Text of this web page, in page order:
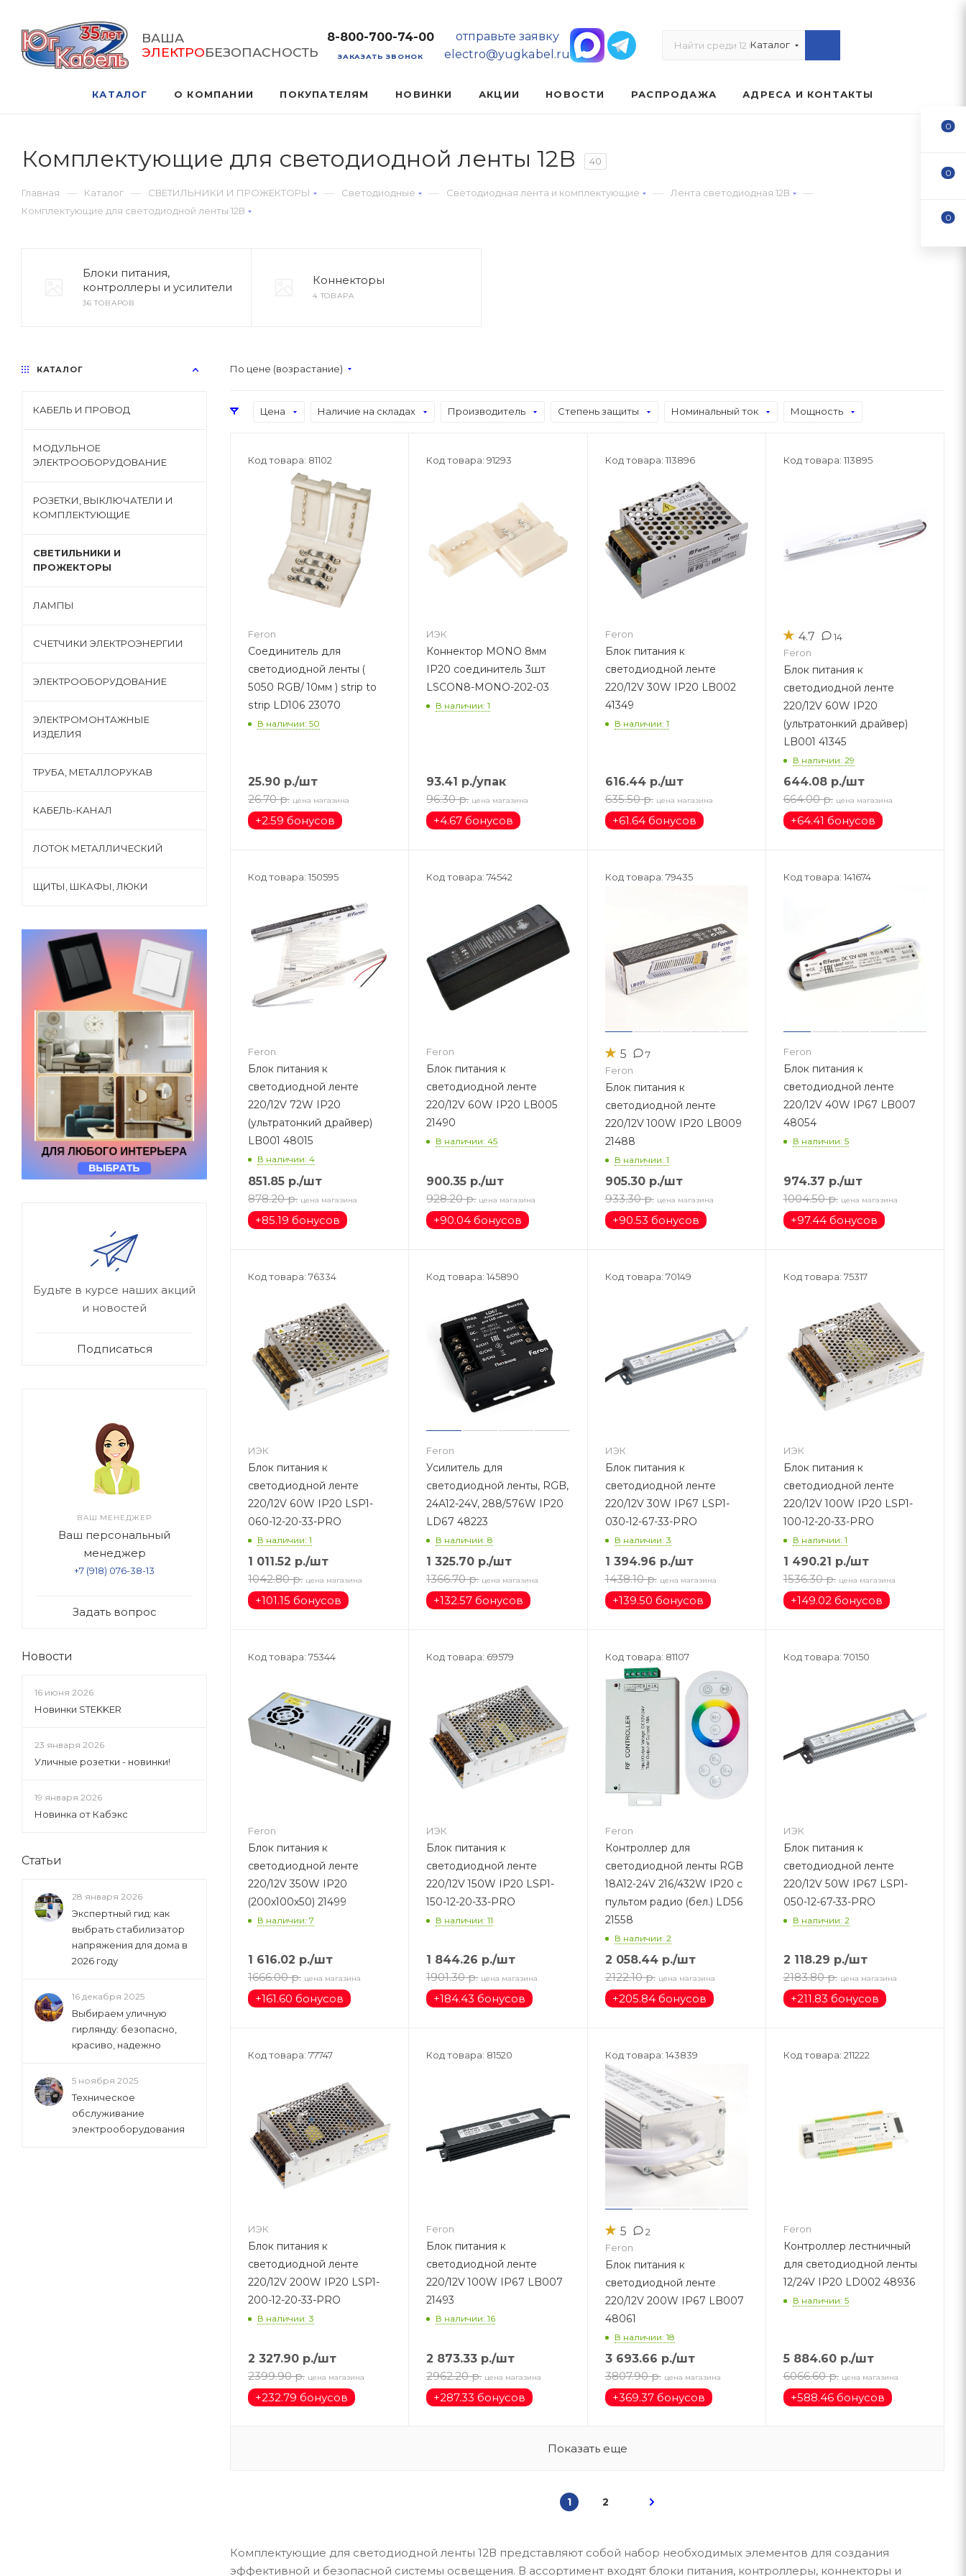
ВАША
ЭЛЕКТРОБЕЗОПАСНОСТЬ
8-800-700-74-00
ЗАКАЗАТЬ ЗВОНОК
отправьте заявку
electro@yugkabel.ru
Каталог
КАТАЛОГ О КОМПАНИИ ПОКУПАТЕЛЯМ НОВИНКИ АКЦИИ НОВОСТИ РАСПРОДАЖА АДРЕСА И КОНТАКТЫ
Комплектующие для светодиодной ленты 12В 40
Главная — Каталог — СВЕТИЛЬНИКИ И ПРОЖЕКТОРЫ — Светодиодные — Светодиодная лента и комплектующие — Лента светодиодная 12В —
Комплектующие для светодиодной ленты 12В
Блоки питания,
контроллеры и усилители
36 ТОВАРОВ
Коннекторы
4 ТОВАРА
По цене (возрастание)
Цена Наличие на складах Производитель Степень защиты Номинальный ток Мощность
Код товара: 81102
Feron
Соединитель для
светодиодной ленты (
5050 RGB/ 10мм ) strip to
strip LD106 23070
В наличии: 50
25.90 р./шт
26.70 р. цена магазина
+2.59 бонусов
Код товара: 91293
ИЭК
Коннектор MONO 8мм
IP20 соединитель 3шт
LSCON8-MONO-202-03
В наличии: 1
93.41 р./упак
96.30 р. цена магазина
+4.67 бонусов
Код товара: 113896
Feron
Блок питания к
светодиодной ленте
220/12V 30W IP20 LB002
41349
В наличии: 1
616.44р./шт
635.50 р. цена магазина
+61.64 бонусов
Код товара: 113895
★ 4.7 14
Feron
Блок питания к
светодиодной ленте
220/12V 60W IP20
(ультратонкий драйвер)
LB001 41345
В наличии: 29
644.08р./шт
664.00 р. цена магазина
+64.41 бонусов
Код товара: 150595
Feron
Блок питания к
светодиодной ленте
220/12V 72W IP20
(ультратонкий драйвер)
LB001 48015
В наличии: 4
851.85 р./шт
878.20 р. цена магазина
+85.19 бонусов
Код товара: 74542
Feron
Блок питания к
светодиодной ленте
220/12V 60W IP20 LB005
21490
В наличии: 45
900.35 р./шт
928.20 р. цена магазина
+90.04 бонусов
Код товара: 79435
★ 5 7
Feron
Блок питания к
светодиодной ленте
220/12V 100W IP20 LB009
21488
В наличии: 1
905.30р./шт
933.30 р. цена магазина
+90.53 бонусов
Код товара: 141674
Feron
Блок питания к
светодиодной ленте
220/12V 40W IP67 LB007
48054
В наличии: 5
974.37 р./шт
1004.50 р. цена магазина
+97.44 бонусов
Код товара: 76334
ИЭК
Блок питания к
светодиодной ленте
220/12V 60W IP20 LSP1-
060-12-20-33-PRO
В наличии: 1
1 011.52 р./шт
1042.80 р. цена магазина
+101.15 бонусов
Код товара: 145890
Feron
Усилитель для
светодиодной ленты, RGB,
24А12-24V, 288/576W IP20
LD67 48223
В наличии: 8
1 325.70 р./шт
1366.70 р. цена магазина
+132.57 бонусов
Код товара: 70149
ИЭК
Блок питания к
светодиодной ленте
220/12V 30W IP67 LSP1-
030-12-67-33-PRO
В наличии: 3
1 394.96 р./шт
1438.10 р. цена магазина
+139.50 бонусов
Код товара: 75317
ИЭК
Блок питания к
светодиодной ленте
220/12V 100W IP20 LSP1-
100-12-20-33-PRO
В наличии: 1
1 490.21 р./шт
1536.30 р. цена магазина
+149.02 бонусов
Код товара: 75344
Feron
Блок питания к
светодиодной ленте
220/12V 350W IP20
(200х100х50) 21499
В наличии: 7
1 616.02 р./шт
1666.00 р. цена магазина
+161.60 бонусов
Код товара: 69579
ИЭК
Блок питания к
светодиодной ленте
220/12V 150W IP20 LSP1-
150-12-20-33-PRO
В наличии: 11
1 844.26 р./шт
1901.30 р. цена магазина
+184.43 бонусов
Код товара: 81107
Feron
Контроллер для
светодиодной ленты RGB
18А12-24V 216/432W IP20 с
пультом радио (бел.) LD56
21558
В наличии: 2
2 058.44р./шт
2122.10 р. цена магазина
+205.84 бонусов
Код товара: 70150
ИЭК
Блок питания к
светодиодной ленте
220/12V 50W IP67 LSP1-
050-12-67-33-PRO
В наличии: 2
2 118.29 р./шт
2183.80 р. цена магазина
+211.83 бонусов
Код товара: 77747
ИЭК
Блок питания к
светодиодной ленте
220/12V 200W IP20 LSP1-
200-12-20-33-PRO
В наличии: 3
2 327.90 р./шт
2399.90 р. цена магазина
+232.79 бонусов
Код товара: 81520
Feron
Блок питания к
светодиодной ленте
220/12V 100W IP67 LB007
21493
В наличии: 16
2 873.33 р./шт
2962.20 р. цена магазина
+287.33 бонусов
Код товара: 143839
★ 5 2
Feron
Блок питания к
светодиодной ленте
220/12V 200W IP67 LB007
48061
В наличии: 18
3 693.66 р./шт
3807.90 р. цена магазина
+369.37 бонусов
Код товара: 211222
Feron
Контроллер лестничный
для светодиодной ленты
12/24V IP20 LD002 48936
В наличии: 5
5 884.60р./шт
6066.60 р. цена магазина
+588.46 бонусов
Показать еще
1 2
Комплектующие для светодиодной ленты 12В представляют собой набор необходимых элементов для создания
эффективной и безопасной системы освещения. В ассортимент входят блоки питания, контроллеры, коннекторы и
КАТАЛОГ
КАБЕЛЬ И ПРОВОД
МОДУЛЬНОЕ
ЭЛЕКТРООБОРУДОВАНИЕ
РОЗЕТКИ, ВЫКЛЮЧАТЕЛИ И
КОМПЛЕКТУЮЩИЕ
СВЕТИЛЬНИКИ И
ПРОЖЕКТОРЫ
ЛАМПЫ
СЧЕТЧИКИ ЭЛЕКТРОЭНЕРГИИ
ЭЛЕКТРООБОРУДОВАНИЕ
ЭЛЕКТРОМОНТАЖНЫЕ
ИЗДЕЛИЯ
ТРУБА, МЕТАЛЛОРУКАВ
КАБЕЛЬ-КАНАЛ
ЛОТОК МЕТАЛЛИЧЕСКИЙ
ЩИТЫ, ШКАФЫ, ЛЮКИ
Будьте в курсе наших акций
и новостей
Подписаться
ВАШ МЕНЕДЖЕР
Ваш персональный
менеджер
+7 (918) 076-38-13
Задать вопрос
Новости
16 июня 2026
Новинки STEKKER
23 января 2026
Уличные розетки - новинки!
19 января 2026
Новинка от Кабэкс
Статьи
28 января 2026
Экспертный гид: как
выбрать стабилизатор
напряжения для дома в
2026 году
16 декабря 2025
Выбираем уличную
гирлянду: безопасно,
красиво, надежно
5 ноября 2025
Техническое
обслуживание
электрооборудования
0
0
0